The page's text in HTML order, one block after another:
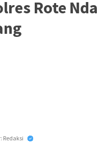
Rote
Redaksi